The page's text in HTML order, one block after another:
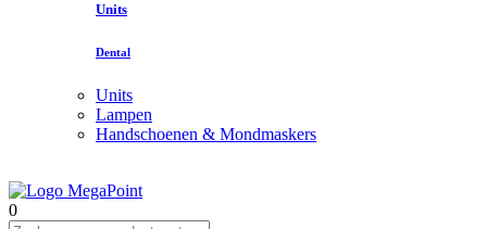
Units
Dental
Units
Lampen
Handschoenen & Mondmaskers
0